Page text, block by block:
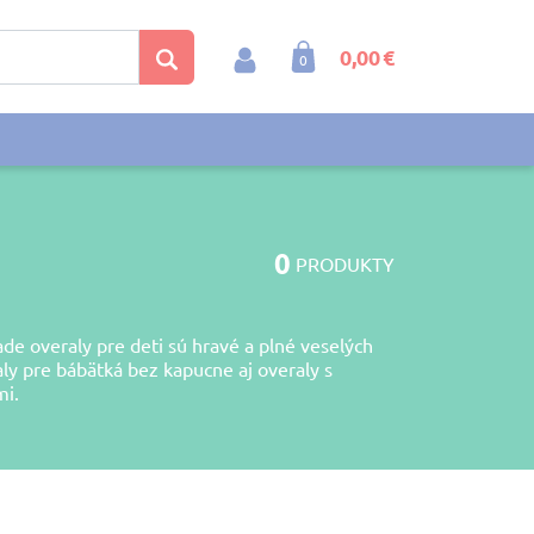
0 0,00 €
0 PRODUKTY
overaly pre deti sú hravé a plné veselých
pre bábätká bez kapucne aj overaly s